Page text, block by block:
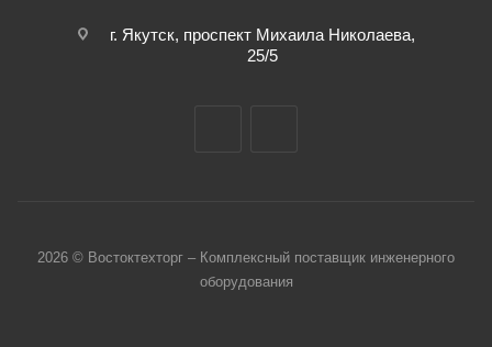
г. Якутск, проспект Михаила Николаева,
25/5
2026 © Востоктехторг – Комплексный поставщик инженерного
оборудования